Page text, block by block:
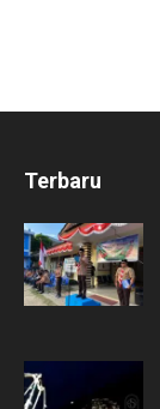
Terbaru